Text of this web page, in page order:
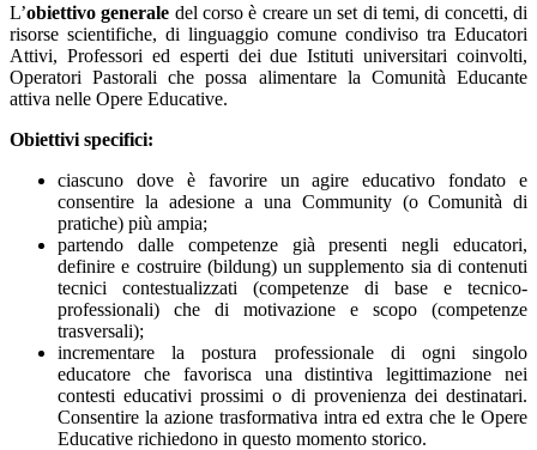
L’obiettivo generale del corso è creare un set di temi, di concetti, di
risorse scientifiche, di linguaggio comune condiviso tra Educatori
Attivi, Professori ed esperti dei due Istituti universitari coinvolti,
Operatori Pastorali che possa alimentare la Comunità Educante
attiva nelle Opere Educative.
Obiettivi specifici:
ciascuno dove è favorire un agire educativo fondato e
consentire la adesione a una Community (o Comunità di
pratiche) più ampia;
partendo dalle competenze già presenti negli educatori,
definire e costruire (bildung) un supplemento sia di contenuti
tecnici contestualizzati (competenze di base e tecnico-
professionali) che di motivazione e scopo (competenze
trasversali);
incrementare la postura professionale di ogni singolo
educatore che favorisca una distintiva legittimazione nei
contesti educativi prossimi o di provenienza dei destinatari.
Consentire la azione trasformativa intra ed extra che le Opere
Educative richiedono in questo momento storico.